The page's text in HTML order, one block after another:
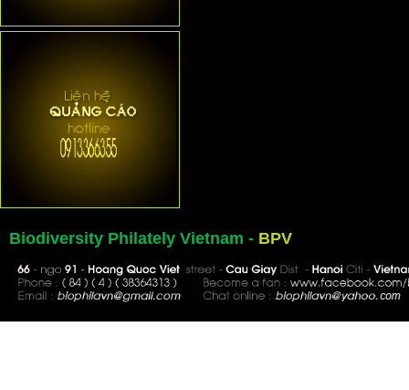
Biodiversity Philately Vietnam - BPV